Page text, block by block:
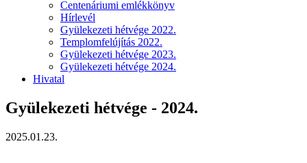
Centenáriumi emlékkönyv
Hírlevél
Gyülekezeti hétvége 2022.
Templomfelújítás 2022.
Gyülekezeti hétvége 2023.
Gyülekezeti hétvége 2024.
Hivatal
Gyülekezeti hétvége - 2024.
2025.01.23.